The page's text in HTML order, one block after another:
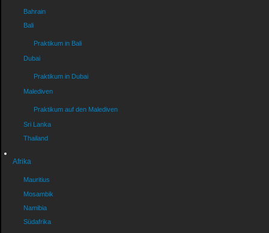
Bahrain
Bali
Praktikum in Bali
Dubai
Praktikum in Dubai
Malediven
Praktikum auf den Malediven
Sri Lanka
Thailand
Afrika
Mauritius
Mosambik
Namibia
Südafrika